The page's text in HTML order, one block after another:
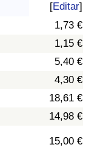
[Editar]
1,73 €
1,15 €
5,40 €
4,30 €
18,61 €
14,98 €
15,00 €